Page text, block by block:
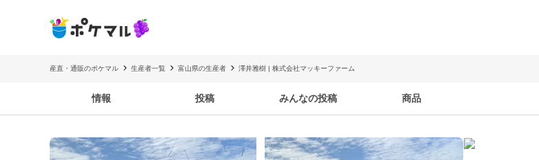
産直・通販のポケマル 生産者一覧 富山県の生産者 澤井雅樹 | 株式会社マッキーファーム
情報 投稿 みんなの投稿 商品